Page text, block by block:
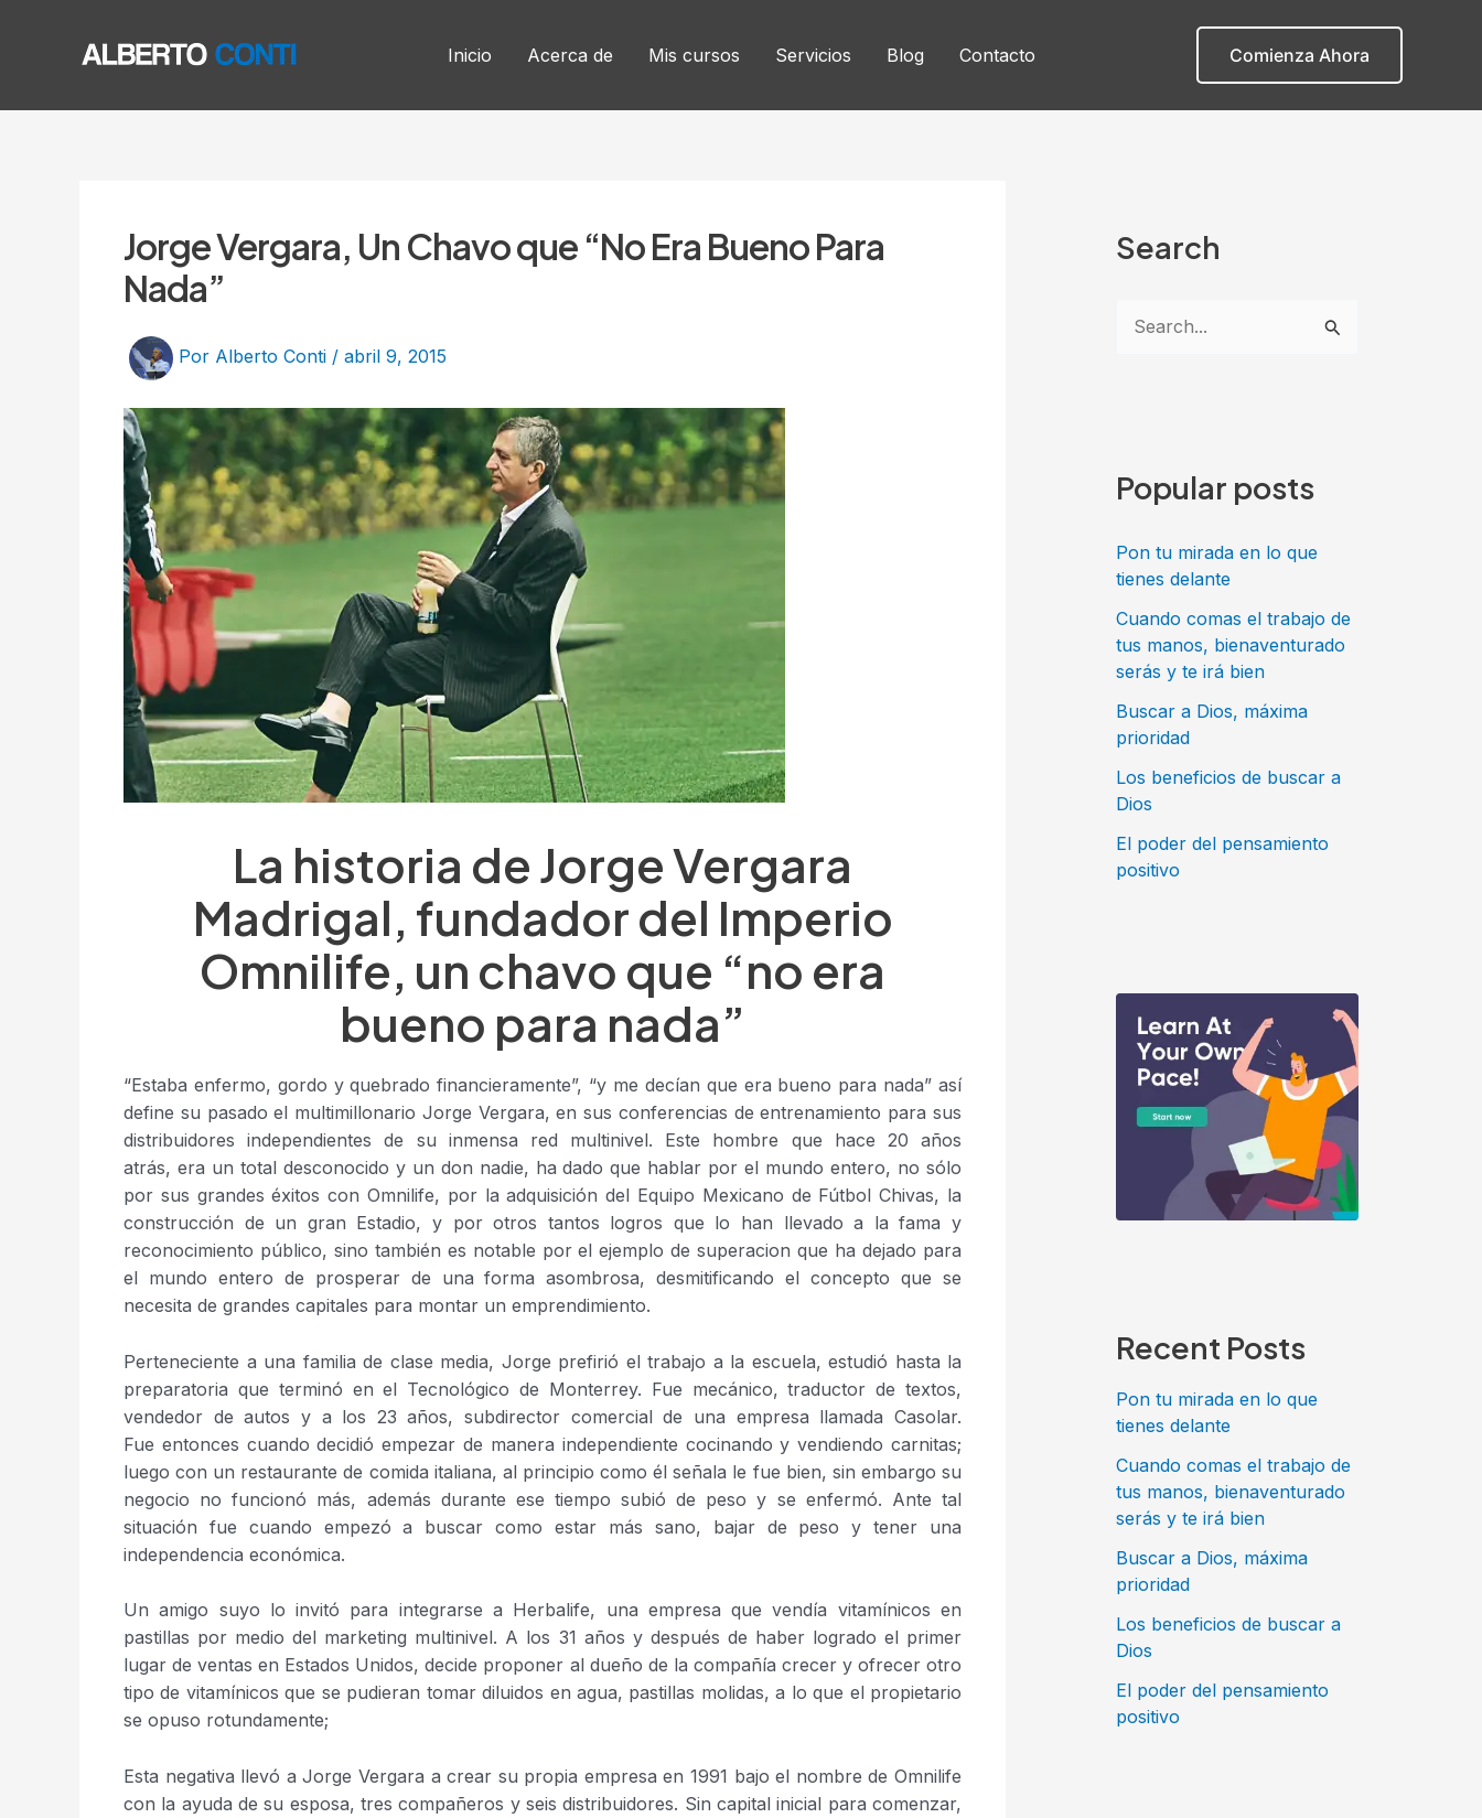
Inicio Acerca de Mis cursos Servicios Blog Contacto Comienza Ahora
Jorge Vergara, Un Chavo que “No Era Bueno Para
Nada”
Por Alberto Conti / abril 9, 2015
La historia de Jorge Vergara
Madrigal, fundador del Imperio
Omnilife, un chavo que “no era
bueno para nada”
“Estaba enfermo, gordo y quebrado financieramente”, “y me decían que era bueno para nada” así
define su pasado el multimillonario Jorge Vergara, en sus conferencias de entrenamiento para sus
distribuidores independientes de su inmensa red multinivel. Este hombre que hace 20 años
atrás, era un total desconocido y un don nadie, ha dado que hablar por el mundo entero, no sólo
por sus grandes éxitos con Omnilife, por la adquisición del Equipo Mexicano de Fútbol Chivas, la
construcción de un gran Estadio, y por otros tantos logros que lo han llevado a la fama y
reconocimiento público, sino también es notable por el ejemplo de superacion que ha dejado para
el mundo entero de prosperar de una forma asombrosa, desmitificando el concepto que se
necesita de grandes capitales para montar un emprendimiento.
Perteneciente a una familia de clase media, Jorge prefirió el trabajo a la escuela, estudió hasta la
preparatoria que terminó en el Tecnológico de Monterrey. Fue mecánico, traductor de textos,
vendedor de autos y a los 23 años, subdirector comercial de una empresa llamada Casolar.
Fue entonces cuando decidió empezar de manera independiente cocinando y vendiendo carnitas;
luego con un restaurante de comida italiana, al principio como él señala le fue bien, sin embargo su
negocio no funcionó más, además durante ese tiempo subió de peso y se enfermó. Ante tal
situación fue cuando empezó a buscar como estar más sano, bajar de peso y tener una
independencia económica.
Un amigo suyo lo invitó para integrarse a Herbalife, una empresa que vendía vitamínicos en
pastillas por medio del marketing multinivel. A los 31 años y después de haber logrado el primer
lugar de ventas en Estados Unidos, decide proponer al dueño de la compañía crecer y ofrecer otro
tipo de vitamínicos que se pudieran tomar diluidos en agua, pastillas molidas, a lo que el propietario
se opuso rotundamente;
Esta negativa llevó a Jorge Vergara a crear su propia empresa en 1991 bajo el nombre de Omnilife
con la ayuda de su esposa, tres compañeros y seis distribuidores. Sin capital inicial para comenzar,
navigation
Search
a
p
o
r
:
Popular posts
Pon tu mirada en lo que
tienes delante
Cuando comas el trabajo de
tus manos, bienaventurado
serás y te irá bien
Buscar a Dios, máxima
prioridad
Los beneficios de buscar a
Dios
El poder del pensamiento
positivo
Recent Posts
Pon tu mirada en lo que
tienes delante
Cuando comas el trabajo de
tus manos, bienaventurado
serás y te irá bien
Buscar a Dios, máxima
prioridad
Los beneficios de buscar a
Dios
El poder del pensamiento
positivo